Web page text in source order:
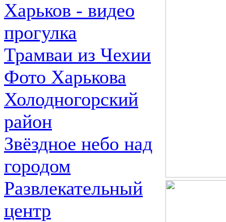
Харьков - видео
прогулка
Трамваи из Чехии
Фото Харькова
Холодногорский
район
Звёздное небо над
городом
Развлекательный
центр